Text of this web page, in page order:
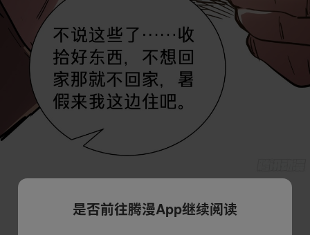
是否前往腾漫App继续阅读